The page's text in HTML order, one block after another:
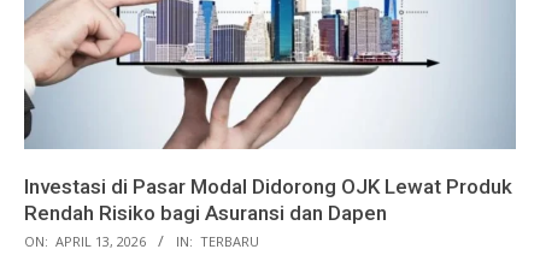
Investasi di Pasar Modal Didorong OJK Lewat Produk
Rendah Risiko bagi Asuransi dan Dapen
ON: APRIL 13, 2026 IN: TERBARU